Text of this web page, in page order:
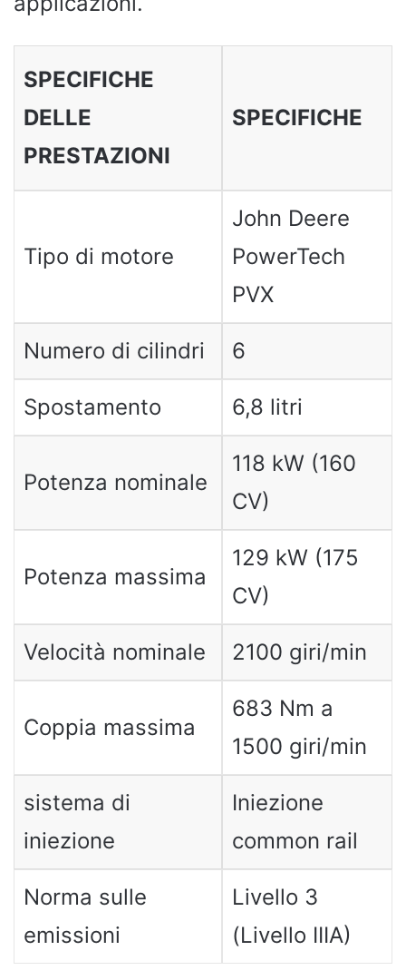
SPECIFICHE
DELLE
PRESTAZIONI
SPECIFICHE
Tipo di motore
John Deere
PowerTech
PVX
Numero di cilindri 6
Spostamento 6,8 litri
Potenza nominale
118 kW (160
CV)
Potenza massima
129 kW (175
CV)
Velocità nominale 2100 giri/min
Coppia massima
683 Nm a
1500 giri/min
sistema di
iniezione
Iniezione
common rail
Norma sulle
emissioni
Livello 3
(Livello IIIA)